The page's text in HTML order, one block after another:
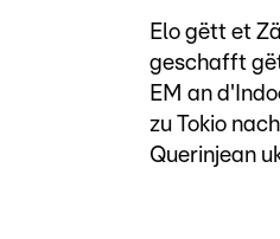
Elo gëtt et
geschafft
EM an
zu Tokio
Querinjean